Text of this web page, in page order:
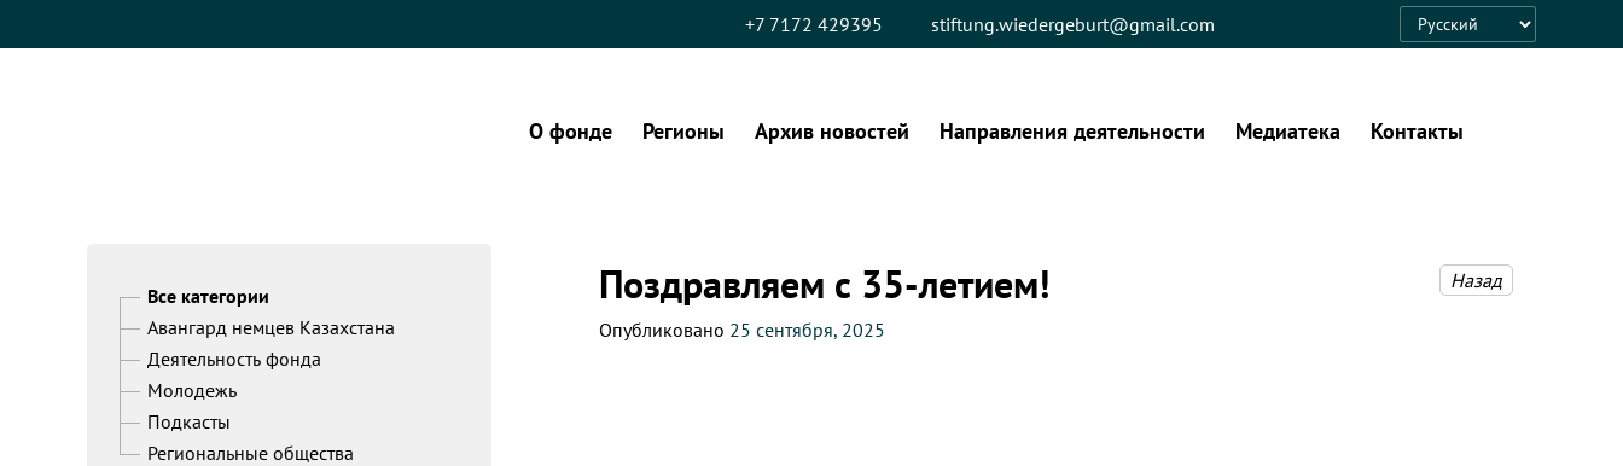
+7 7172 429395 stiftung.wiedergeburt@gmail.com
Language
О фонде Регионы Архив новостей Направления деятельности Медиатека Контакты
Поздравляем с 35-летием! Назад
Опубликовано 25 сентября, 2025
Все категории
Авангард немцев Казахстана
Деятельность фонда
Молодежь
Подкасты
Региональные общества